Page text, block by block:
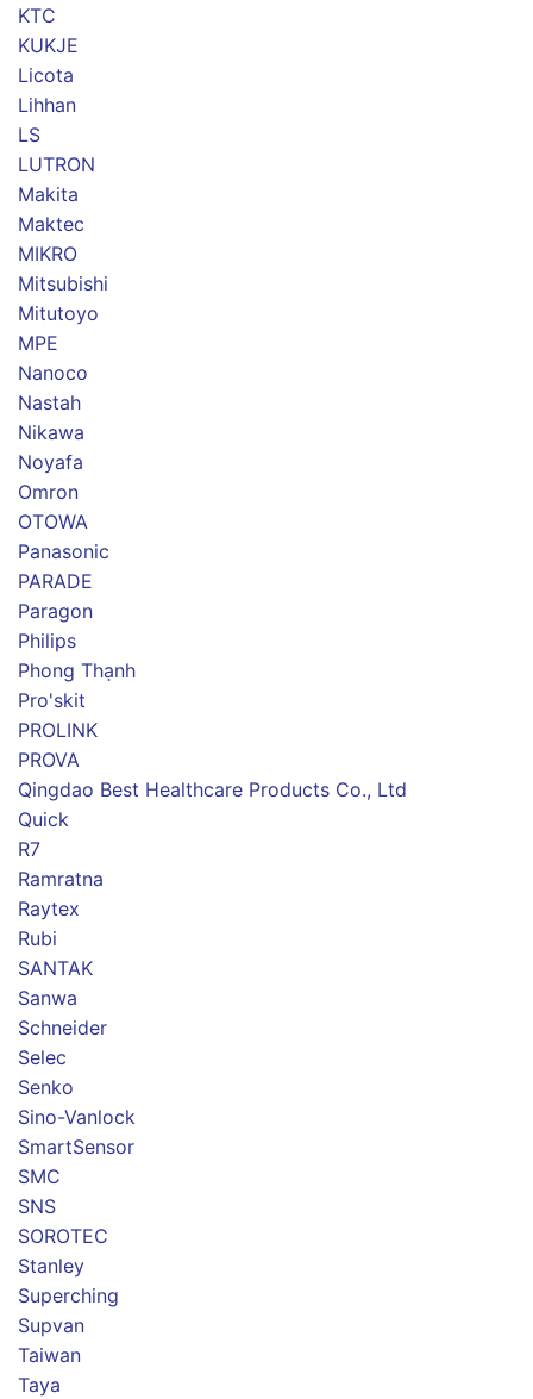
KTC
KUKJE
Licota
Lihhan
LS
LUTRON
Makita
Maktec
MIKRO
Mitsubishi
Mitutoyo
MPE
Nanoco
Nastah
Nikawa
Noyafa
Omron
OTOWA
Panasonic
PARADE
Paragon
Philips
Phong Thạnh
Pro'skit
PROLINK
PROVA
Qingdao Best Healthcare Products Co., Ltd
Quick
R7
Ramratna
Raytex
Rubi
SANTAK
Sanwa
Schneider
Selec
Senko
Sino-Vanlock
SmartSensor
SMC
SNS
SOROTEC
Stanley
Superching
Supvan
Taiwan
Taya